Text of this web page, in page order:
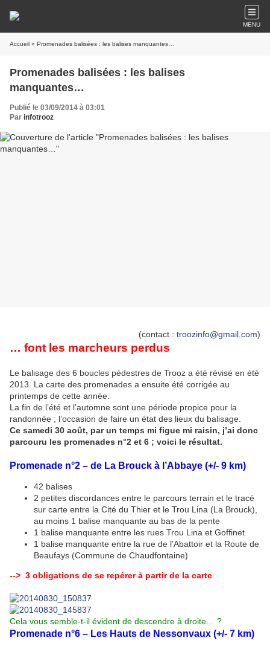
MENU
Accueil » Promenades balisées : les balises manquantes…
Promenades balisées : les balises
manquantes…
Publié le 03/09/2014 à 03:01
Par infotrooz
(contact : troozinfo@gmail.com)
… font les marcheurs perdus
Le balisage des 6 boucles pédestres de Trooz a été révisé en été
2013. La carte des promenades a ensuite été corrigée au
printemps de cette année.
La fin de l’été et l’automne sont une période propice pour la
randonnée ; l’occasion de faire un état des lieux du balisage.
Ce samedi 30 août, par un temps mi figue mi raisin, j’ai donc
parcouru les promenades n°2 et 6 ; voici le résultat.
Promenade n°2 – de La Brouck à l’Abbaye (+/- 9 km)
42 balises
2 petites discordances entre le parcours terrain et le tracé
sur carte entre la Cité du Thier et le Trou Lina (La Brouck),
au moins 1 balise manquante au bas de la pente
1 balise manquante entre les rues Trou Lina et Goffinet
1 balise manquante entre la rue de l’Abattoir et la Route de
Beaufays (Commune de Chaudfontaine)
--> 3 obligations de se repérer à partir de la carte
Cela vous semble-t-il évident de descendre à droite… ?
Promenade n°6 – Les Hauts de Nessonvaux (+/- 7 km)